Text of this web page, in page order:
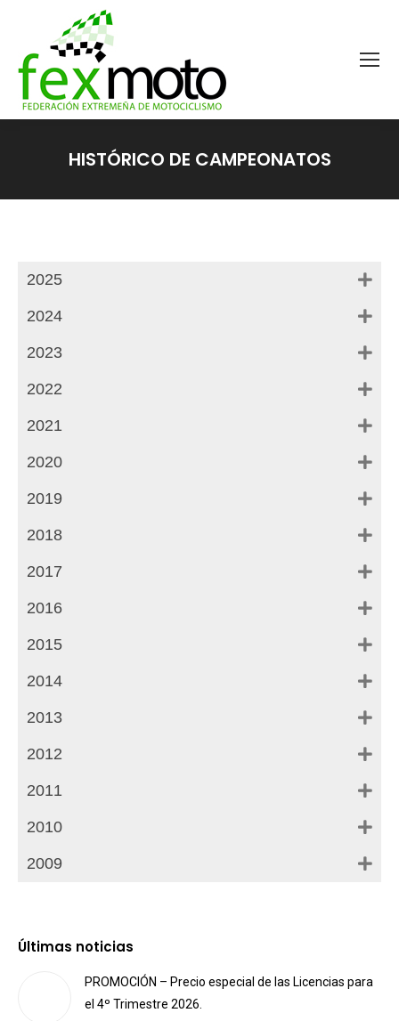
HISTÓRICO DE CAMPEONATOS
2025
2024
2023
2022
2021
2020
2019
2018
2017
2016
2015
2014
2013
2012
2011
2010
2009
Últimas noticias
PROMOCIÓN – Precio especial de las Licencias para
el 4º Trimestre 2026.